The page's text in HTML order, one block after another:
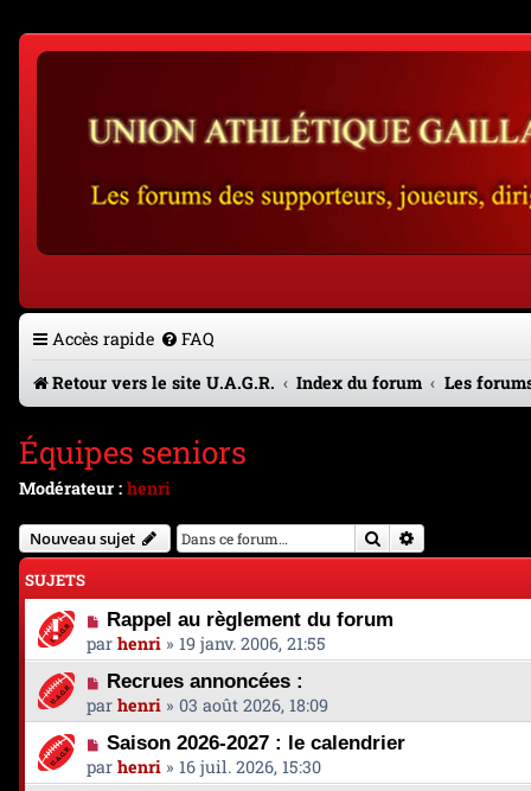
Accès rapide FAQ
Retour vers le site U.A.G.R.
Index du forum Les
Équipes seniors
Modérateur : henri
Nouveau sujet Rechercher
SUJETS
Rappel au règlement du forum
par henri » 19 janv. 2006, 21:55
Recrues annoncées :
par henri » 03 août 2026, 18:09
Saison 2026-2027 : le calendrier
par henri » 16 juil. 2026, 15:30